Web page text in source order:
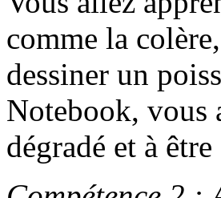
comme la
dessiner un
Notebook, vous
dégradé et à